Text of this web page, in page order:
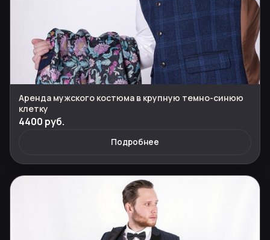
Аренда мужского костюма в крупную темно-синюю
клетку
4400 руб.
Подробнее